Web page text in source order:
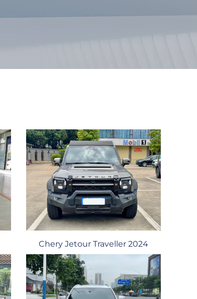
Chery Jetour Traveller 2024